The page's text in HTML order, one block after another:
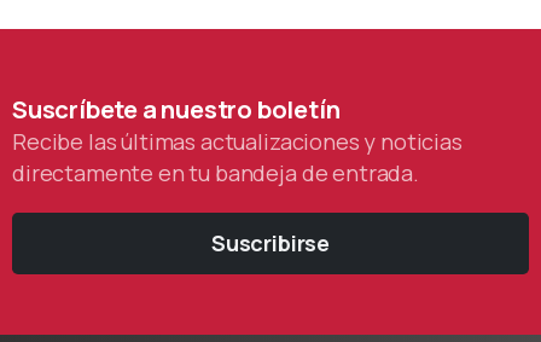
Suscríbeteanuestro boletín
Recibe las últimas actualizaciones y noticias
directamente en tu bandeja de entrada.
Suscribirse